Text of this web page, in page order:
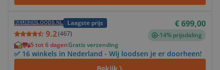
Laagste prijs
9.2(467)
€ 699,00
-14% prijsdaling
5 tot 6 dagenGratis verzending
✅ 16 winkels in Nederland - Wij loodsen je er doorheen!